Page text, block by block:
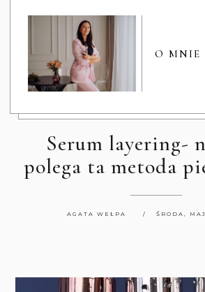
O MNIE
Serum layering-
polega ta metoda
AGATA WEŁPA ŚRODA,